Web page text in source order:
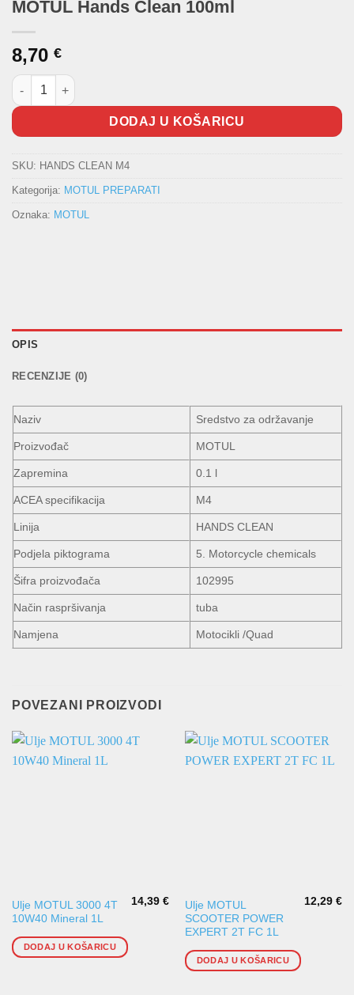
MOTUL Hands Clean 100ml
8,70 €
MOTUL Hands Clean 100ml količina
DODAJ U KOŠARICU
SKU: HANDS CLEAN M4
Kategorija: MOTUL PREPARATI
Oznaka: MOTUL
OPIS
RECENZIJE (0)
Naziv Sredstvo za održavanje
Proizvođač MOTUL
Zapremina 0.1 l
ACEA specifikacija M4
Linija HANDS CLEAN
Podjela piktograma 5. Motorcycle chemicals
Šifra proizvođača 102995
Način raspršivanja tuba
Namjena Motocikli /Quad
POVEZANI PROIZVODI
Ulje MOTUL 3000 4T
10W40 Mineral 1L
14,39€
DODAJ U KOŠARICU
Ulje MOTUL
SCOOTER POWER
EXPERT 2T FC 1L
12,29€
DODAJ U KOŠARICU